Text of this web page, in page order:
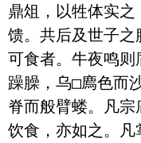
鼎俎，以牲体实
馈。共后及世子
可食者。牛夜鸣
躁臊，乌□廌色而
脊而般臂蝼。凡
饮食，亦如之。凡